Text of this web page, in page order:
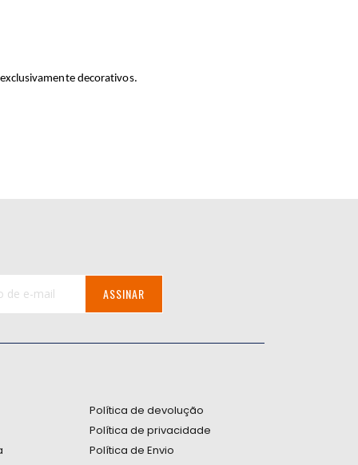
decorativos.
ASSINAR
Política de devolução
Política de privacidade
Política de Envio